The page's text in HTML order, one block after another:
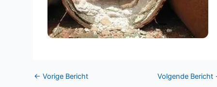
← Vorige Bericht Volgende Bericht